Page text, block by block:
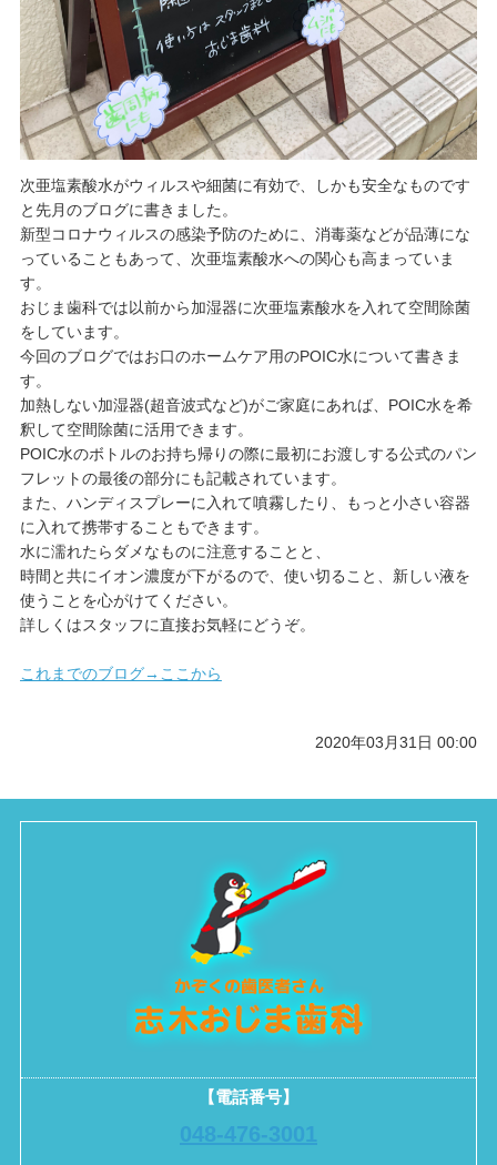
次亜塩素酸水がウィルスや細菌に有効で、しかも安全なものです
と先月のブログに書きました。
新型コロナウィルスの感染予防のために、消毒薬などが品薄にな
っていることもあって、次亜塩素酸水への関心も高まっていま
す。
おじま歯科では以前から加湿器に次亜塩素酸水を入れて空間除菌
をしています。
今回のブログではお口のホームケア用のPOIC水について書きま
す。
加熱しない加湿器(超音波式など)がご家庭にあれば、POIC水を希
釈して空間除菌に活用できます。
POIC水のボトルのお持ち帰りの際に最初にお渡しする公式のパン
フレットの最後の部分にも記載されています。
また、ハンディスプレーに入れて噴霧したり、もっと小さい容器
に入れて携帯することもできます。
水に濡れたらダメなものに注意することと、
時間と共にイオン濃度が下がるので、使い切ること、新しい液を
使うことを心がけてください。
詳しくはスタッフに直接お気軽にどうぞ。
これまでのブログ→ここから
2020年03月31日 00:00
【電話番号】
048-476-3001